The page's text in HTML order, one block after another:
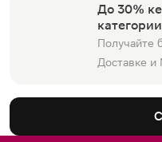
До 30%
категории
Получайте
Доставке и